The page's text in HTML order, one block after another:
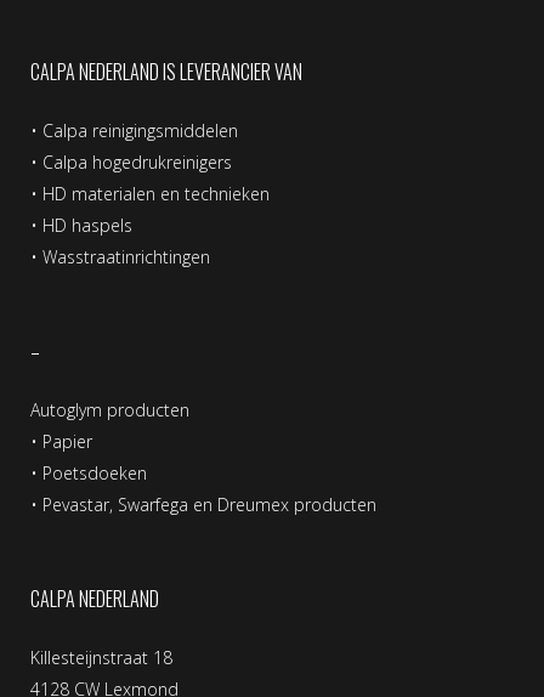
CALPA NEDERLAND IS LEVERANCIER VAN
• Calpa reinigingsmiddelen
• Calpa hogedrukreinigers
• HD materialen en technieken
• HD haspels
• Wasstraatinrichtingen
–
Autoglym producten
• Papier
• Poetsdoeken
• Pevastar, Swarfega en Dreumex producten
CALPA NEDERLAND
Killesteijnstraat 18
4128 CW Lexmond